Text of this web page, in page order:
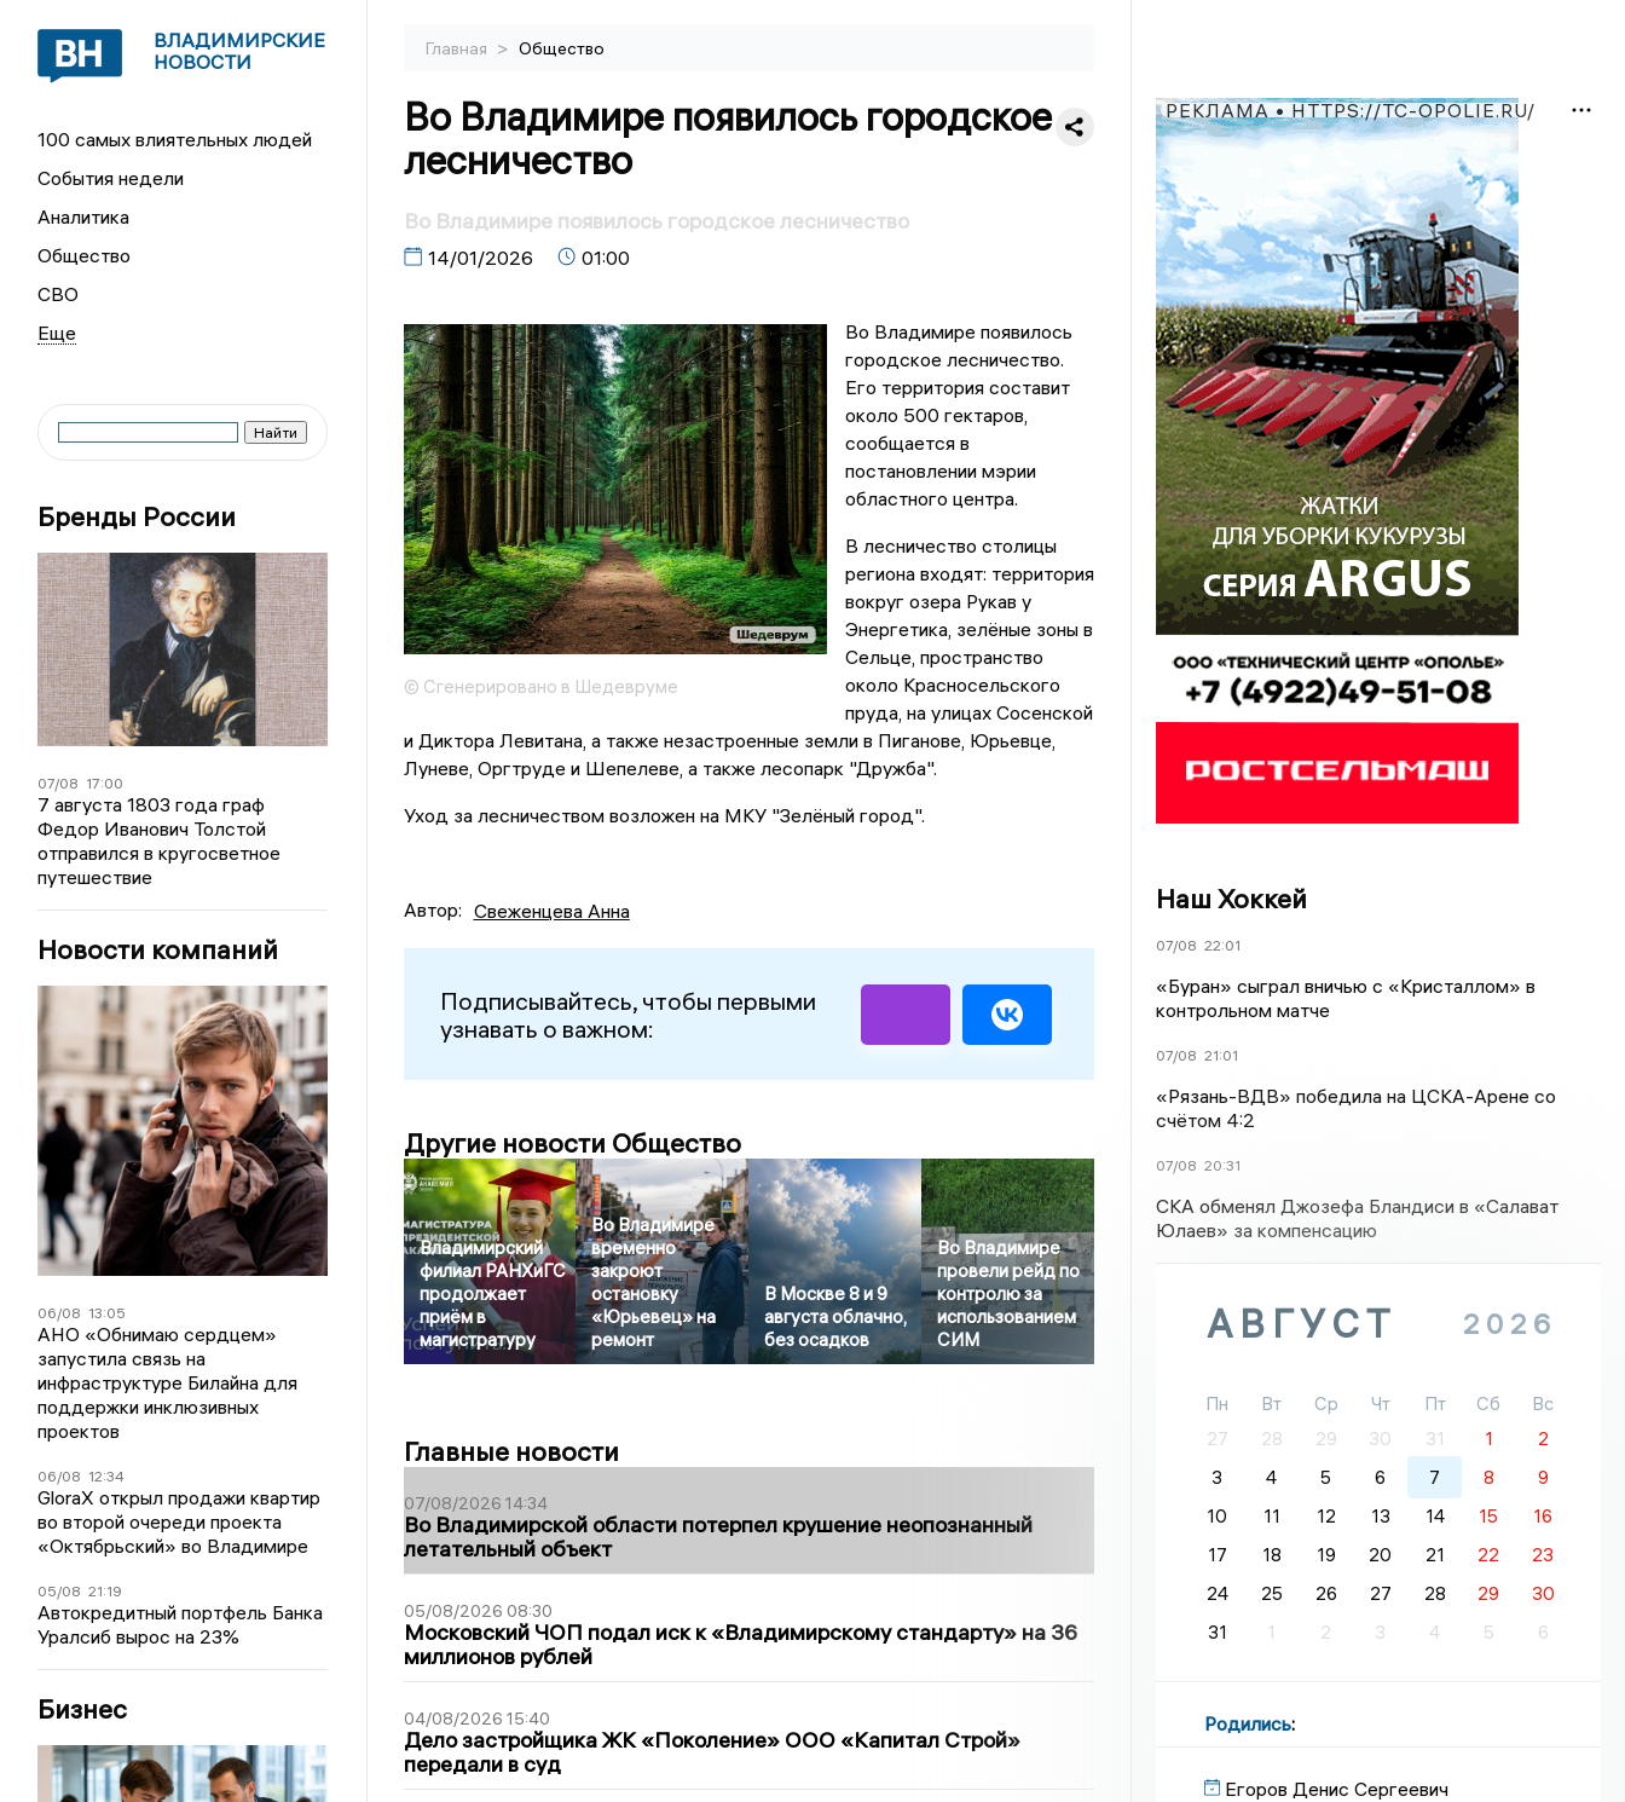
ВЛАДИМИРСКИЕ
НОВОСТИ
100 самых влиятельных людей
События недели
Аналитика
Общество
СВО
Бренды России
07/08 17:00
7 августа 1803 года граф
Федор Иванович Толстой
отправился в кругосветное
путешествие
Новости компаний
06/08 13:05
АНО «Обнимаю сердцем»
запустила связь на
инфраструктуре Билайна для
поддержки инклюзивных
проектов
06/08 12:34
GloraX открыл продажи квартир
во второй очереди проекта
«Октябрьский» во Владимире
05/08 21:19
Автокредитный портфель Банка
Уралсиб вырос на 23%
Бизнес
Главная > Общество
Во Владимире появилось городское
лесничество
Во Владимире появилось городское лесничество
14/01/2026 01:00
© Сгенерировано в Шедевруме
Во Владимире появилось
городское лесничество.
Его территория составит
около 500 гектаров,
сообщается в
постановлении мэрии
областного центра.
В лесничество столицы
региона входят: территория
вокруг озера Рукав у
Энергетика, зелёные зоны в
Сельце, пространство
около Красносельского
пруда, на улицах Сосенской
и Диктора Левитана, а также незастроенные земли в Пиганове, Юрьевце,
Луневе, Оргтруде и Шепелеве, а также лесопарк "Дружба".
Уход за лесничеством возложен на МКУ "Зелёный город".
Автор: Свеженцева Анна
Подписывайтесь, чтобы первыми
узнавать о важном:
Другие новости Общество
Владимирский
филиал РАНХиГС
продолжает
приём в
магистратуру
Во Владимире
временно
закроют
остановку
«Юрьевец» на
ремонт
В Москве 8 и 9
августа облачно,
без осадков
Во Владимире
провели рейд по
контролю за
использованием
СИМ
Главные новости
07/08/2026 14:34
Во Владимирской области потерпел крушение неопознанный
летательный объект
05/08/2026 08:30
Московский ЧОП подал иск к «Владимирскому стандарту» на 36
миллионов рублей
04/08/2026 15:40
Дело застройщика ЖК «Поколение» ООО «Капитал Строй»
передали в суд
РЕКЛАМА • HTTPS://TC-OPOLIE.RU/
Наш Хоккей
07/08 22:01
«Буран» сыграл вничью с «Кристаллом» в
контрольном матче
07/08 21:01
«Рязань-ВДВ» победила на ЦСКА-Арене со
счётом 4:2
07/08 20:31
СКА обменял Джозефа Бландиси в «Салават
Юлаев» за компенсацию
АВГУСТ 2026
Пн Вт Ср Чт Пт Сб
Вс
27
28 29 30 31 1
2
3
4 5 6 7 8
9
10
11 12 13 14 15
16
17
18 19 20 21 22
23
24
25 26 27 28 29
30
31
1 2 3 4 5 6
Родились:
Егоров Денис Сергеевич